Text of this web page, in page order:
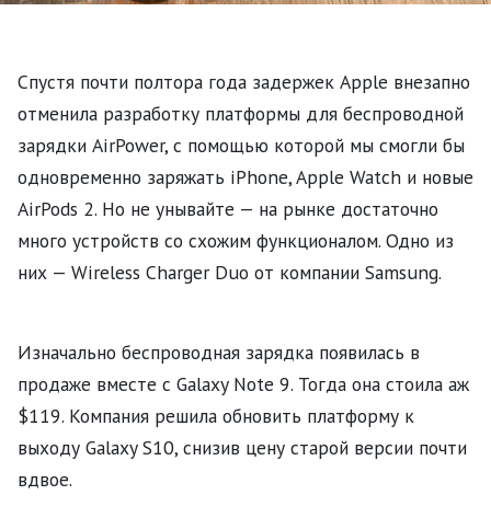
Спустя почти полтора года задержек Apple внезапно
отменила разработку платформы для беспроводной
зарядки AirPower, с помощью которой мы смогли бы
одновременно заряжать iPhone, Apple Watch и новые
AirPods 2. Но не унывайте — на рынке достаточно
много устройств со схожим функционалом. Одно из
них — Wireless Charger Duo от компании Samsung.
Изначально беспроводная зарядка появилась в
продаже вместе с Galaxy Note 9. Тогда она стоила аж
$119. Компания решила обновить платформу к
выходу Galaxy S10, снизив цену старой версии почти
вдвое.